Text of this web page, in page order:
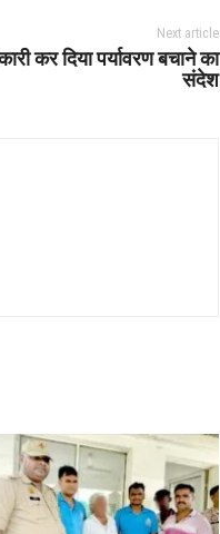
Next article
कर दिया पर्यावरण बचाने का
संदेश